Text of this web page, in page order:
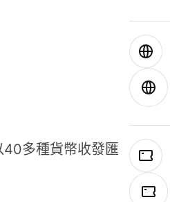
40多種貨幣收發匯